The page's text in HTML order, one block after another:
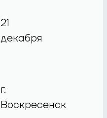
21
декабря
г.
Воскресенск